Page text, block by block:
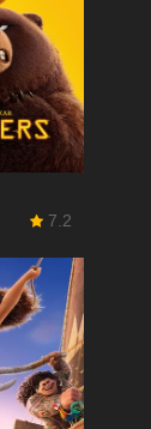
7.2